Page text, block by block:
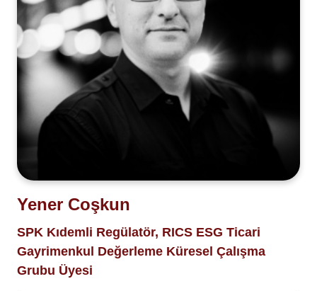
Yener Coşkun
SPK Kıdemli Regülatör, RICS ESG Ticari
Gayrimenkul Değerleme Küresel Çalışma
Grubu Üyesi